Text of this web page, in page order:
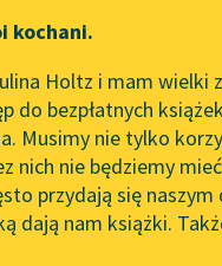
redakcyjne
literatury
w Oslo
102. lata
Conrad
kochani.
Holtz i mam wielki
do bezpłatnych
Musimy nie tylko
nich nie będziemy
przydają się
dają nam książki.
✖ Powieść